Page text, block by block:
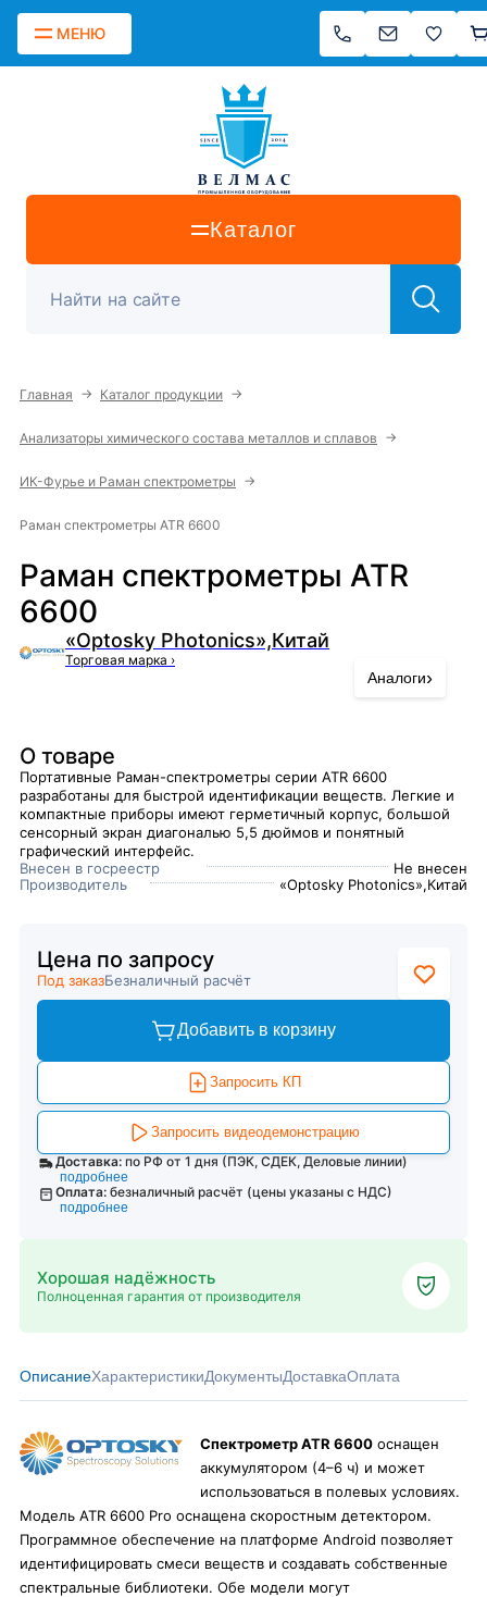
МЕНЮ
Каталог
Главная → Каталог продукции →
Анализаторы химического состава металлов и сплавов →
ИК-Фурье и Раман спектрометры →
Раман спектрометры ATR 6600
Раман спектрометры ATR
6600
«Optosky Photonics»,Китай
Торговая марка ›
Аналоги›
О товаре
Портативные Раман-спектрометры серии ATR 6600
разработаны для быстрой идентификации веществ. Легкие и
компактные приборы имеют герметичный корпус, большой
сенсорный экран диагональю 5,5 дюймов и понятный
графический интерфейс.
Внесен в госреестр
Не внесен
Производитель
«Optosky Photonics»,Китай
Цена по запросу
Под заказБезналичный расчёт
Добавить в корзину
Запросить КП
Запросить видеодемонстрацию
Доставка: по РФ от 1 дня (ПЭК, СДЕК, Деловые линии)
подробнее
Оплата: безналичный расчёт (цены указаны с НДС)
подробнее
Хорошая надёжность
Полноценная гарантия от производителя
ОписаниеХарактеристикиДокументыДоставкаОплата
Спектрометр ATR 6600 оснащен
аккумулятором (4–6 ч) и может
использоваться в полевых условиях.
Модель ATR 6600 Pro оснащена скоростным детектором.
Программное обеспечение на платформе Android позволяет
идентифицировать смеси веществ и создавать собственные
спектральные библиотеки. Обе модели могут